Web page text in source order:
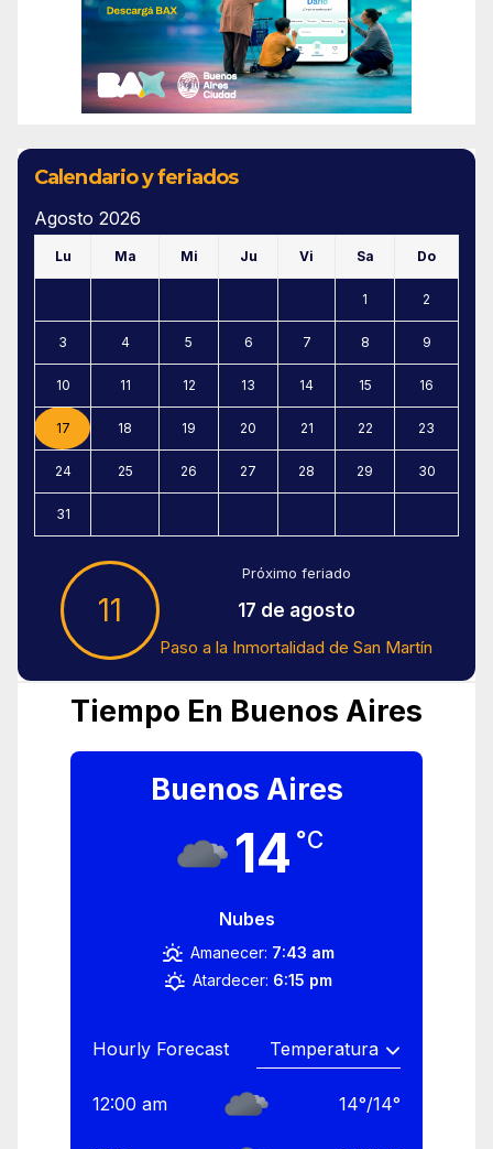
Calendario y feriados
Agosto 2026
Lu Ma Mi Ju Vi Sa Do
1 2
3 4 5 6 7 8 9
10 11 12 13 14 15 16
17 18 19 20 21 22 23
24 25 26 27 28 29 30
31
11
Próximo feriado
17 de agosto
Paso a la Inmortalidad de San Martín
Tiempo En Buenos Aires
Buenos Aires
14 °C
Nubes
Amanecer: 7:43 am
Atardecer: 6:15 pm
Hourly Forecast
12:00 am 14°/14°